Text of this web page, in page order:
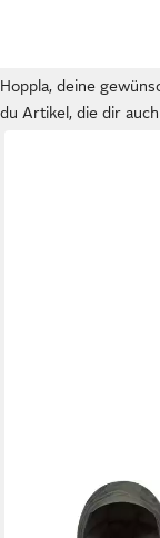
Hoppla, deine
du Artikel, die dir